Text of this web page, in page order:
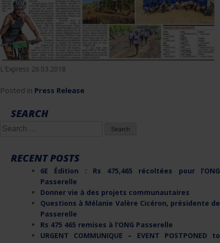
L’Express 26.03.2018
Posted in Press Release
SEARCH
Search
RECENT POSTS
6E Édition : Rs 475,465 récoltées pour l’ONG
Passerelle
Donner vie à des projets communautaires
Questions à Mélanie Valère Cicéron, présidente de
Passerelle
Rs 475 465 remises à l’ONG Passerelle
URGENT COMMUNIQUE – EVENT POSTPONED to